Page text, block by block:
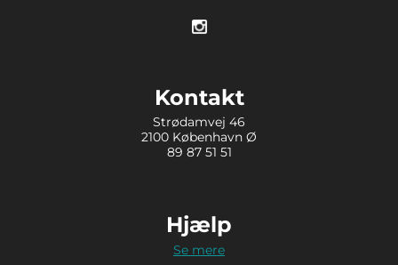
Kontakt
Strødamvej 46
2100 København Ø
89 87 51 51
Hjælp
Se mere